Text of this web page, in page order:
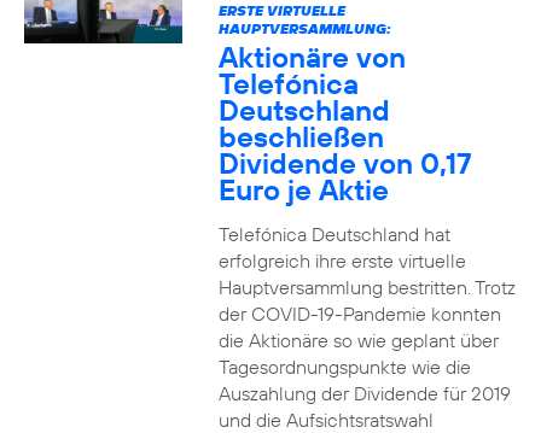
ERSTE VIRTUELLE
HAUPTVERSAMMLUNG:
Aktionäre von
Telefónica
Deutschland
beschließen
Dividende von 0,17
Euro je Aktie
Telefónica Deutschland hat
erfolgreich ihre erste virtuelle
Hauptversammlung bestritten. Trotz
der COVID-19-Pandemie konnten
die Aktionäre so wie geplant über
Tagesordnungspunkte wie die
Auszahlung der Dividende für 2019
und die Aufsichtsratswahl